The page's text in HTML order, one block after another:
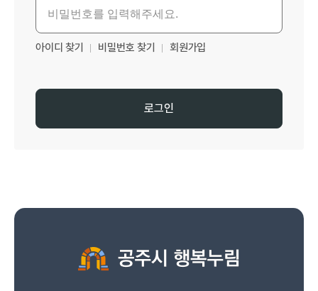
아이디 찾기 비밀번호 찾기 회원가입
로그인